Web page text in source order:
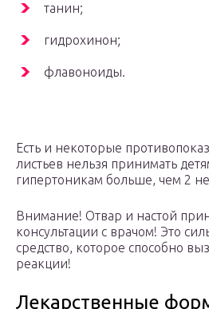
танин;
гидрохинон;
флавоноиды.
Есть и некоторые
листьев нельзя принимать
гипертоникам больше, чем 2
Внимание! Отвар и настой
консультации с врачом! Это
средство, которое способно
реакции!
Лекарственные